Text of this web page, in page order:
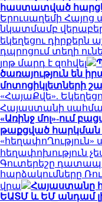
հաստատված
Երուսաղեմի Հայոց
նկատմամբ
եկեղեցու դիրքերն
դպրոցում տեղի
յոթ մարդ է զոհվել
ծառայություն են
մոտոցիկլետների
«ՀայաՔվե».
Հայաստանի
«Առինջ մոլ»-ում
թաքցված հարկման
«հեղափոՂություն»
հեղափոխություն
Գուտերեշը
հարձակումները
վրա
Հայաստանը
ԵԱՏՄ և ԵՄ անդամ